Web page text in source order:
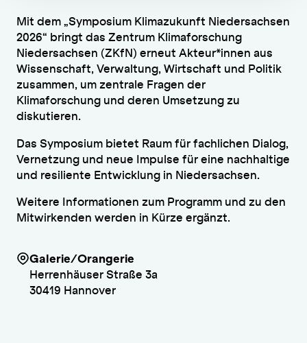
Mit dem „Symposium Klimazukunft Niedersachsen
2026“ bringt das Zentrum Klimaforschung
Niedersachsen (ZKfN) erneut Akteur*innen aus
Wissenschaft, Verwaltung, Wirtschaft und Politik
zusammen, um zentrale Fragen der
Klimaforschung und deren Umsetzung zu
diskutieren.
Das Symposium bietet Raum für fachlichen Dialog,
Vernetzung und neue Impulse für eine nachhaltige
und resiliente Entwicklung in Niedersachsen.
Weitere Informationen zum Programm und zu den
Mitwirkenden werden in Kürze ergänzt.
Galerie/Orangerie
Herrenhäuser Straße 3a
30419 Hannover